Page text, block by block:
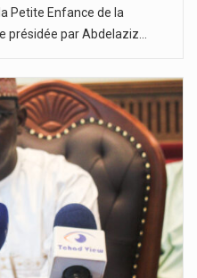
Petite Enfance de la
présidée par Abdelaziz…